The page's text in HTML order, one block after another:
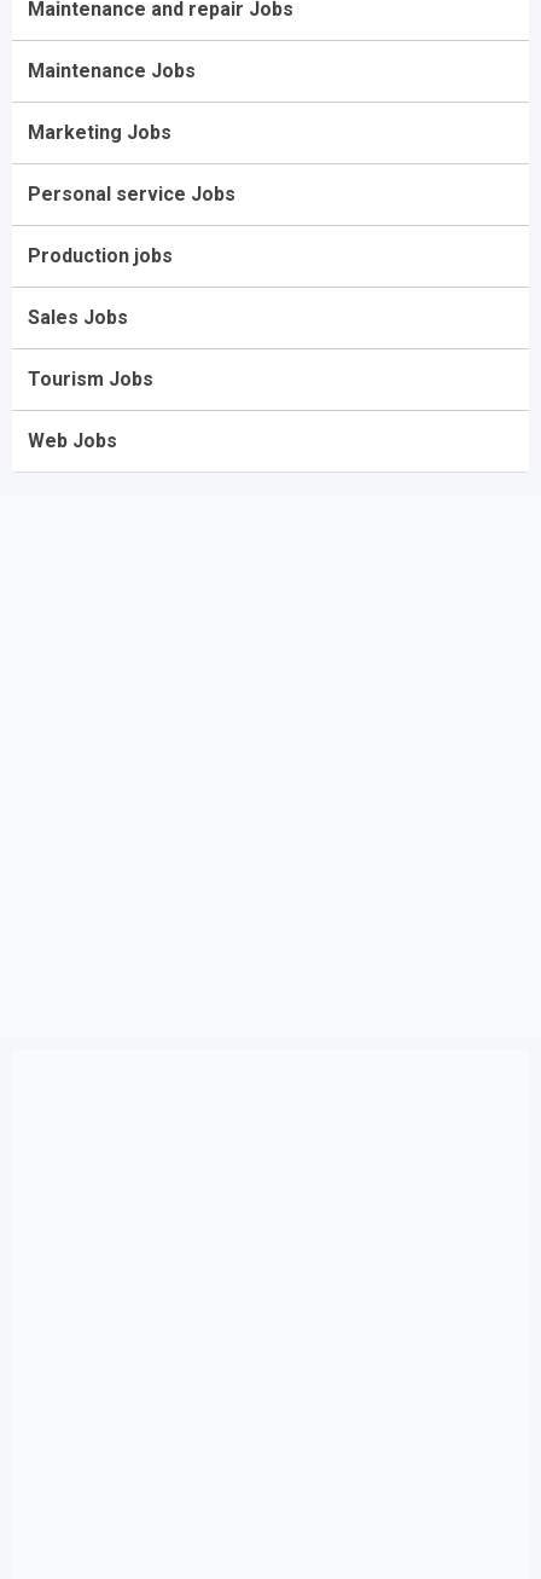
Maintenance and repair Jobs
Maintenance Jobs
Marketing Jobs
Personal service Jobs
Production jobs
Sales Jobs
Tourism Jobs
Web Jobs